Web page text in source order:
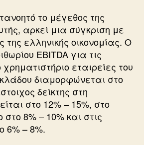
το μέγεθος της
αρκεί μια σύγκριση με
ελληνικής οικονομίας. Ο
EBITDA για τις
εταιρείες του
διαμορφώνεται στο
δείκτης στη
στο 12% – 15%, στο
στο 8% – 10% και στις
6% – 8%.